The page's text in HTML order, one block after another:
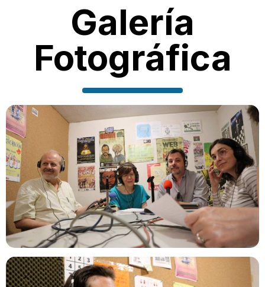
Galería
Fotográfica